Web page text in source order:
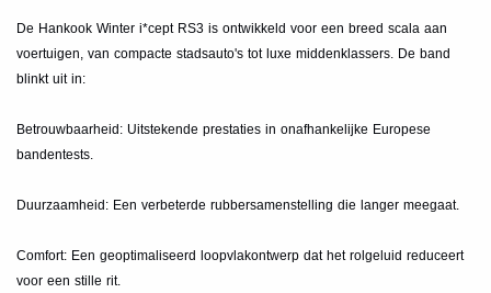
De Hankook Winter i*cept RS3 is ontwikkeld voor een breed scala aan
voertuigen, van compacte stadsauto's tot luxe middenklassers. De band
blinkt uit in:
Betrouwbaarheid: Uitstekende prestaties in onafhankelijke Europese
bandentests.
Duurzaamheid: Een verbeterde rubbersamenstelling die langer meegaat.
Comfort: Een geoptimaliseerd loopvlakontwerp dat het rolgeluid reduceert
voor een stille rit.